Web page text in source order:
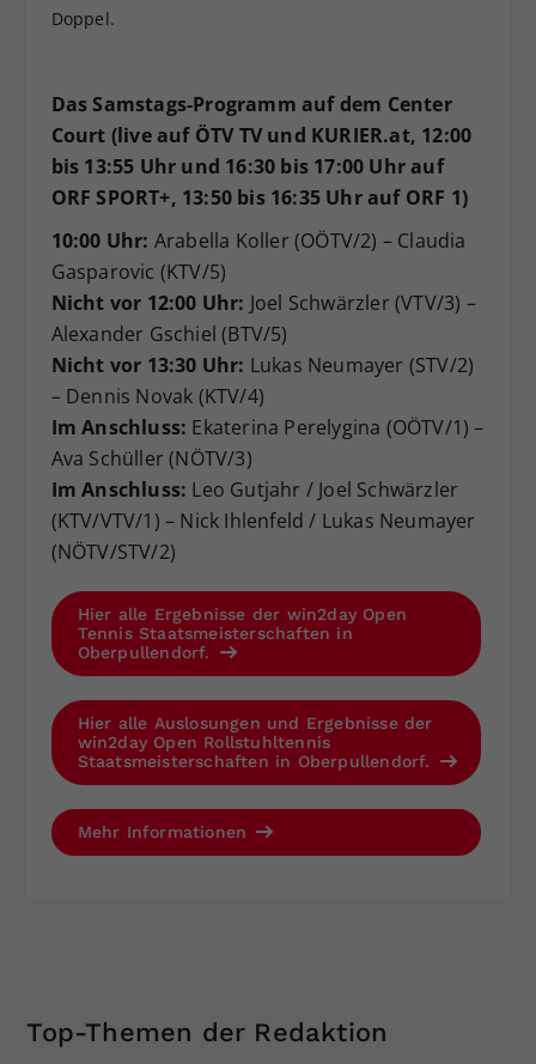
Doppel.
Das Samstags-Programm auf dem Center
Court (live auf ÖTV TV und KURIER.at, 12:00
bis 13:55 Uhr und 16:30 bis 17:00 Uhr auf
ORF SPORT+, 13:50 bis 16:35 Uhr auf ORF 1)
10:00 Uhr: Arabella Koller (OÖTV/2) – Claudia
Gasparovic (KTV/5)
Nicht vor 12:00 Uhr: Joel Schwärzler (VTV/3) –
Alexander Gschiel (BTV/5)
Nicht vor 13:30 Uhr: Lukas Neumayer (STV/2)
– Dennis Novak (KTV/4)
Im Anschluss: Ekaterina Perelygina (OÖTV/1) –
Ava Schüller (NÖTV/3)
Im Anschluss: Leo Gutjahr / Joel Schwärzler
(KTV/VTV/1) – Nick Ihlenfeld / Lukas Neumayer
(NÖTV/STV/2)
Hier alle Ergebnisse der win2day Open
Tennis Staatsmeisterschaften in
Oberpullendorf.
Hier alle Auslosungen und Ergebnisse der
win2day Open Rollstuhltennis
Staatsmeisterschaften in Oberpullendorf.
Mehr Informationen
Top-Themen der Redaktion